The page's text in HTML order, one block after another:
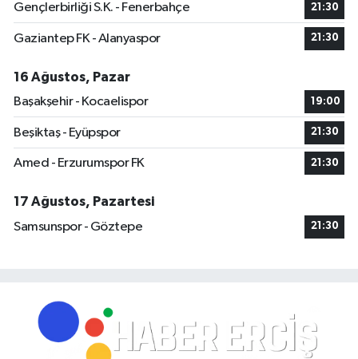
Gençlerbirliği S.K. - Fenerbahçe 21:30
Gaziantep FK - Alanyaspor 21:30
16 Ağustos, Pazar
Başakşehir - Kocaelispor
19:00
Beşiktaş - Eyüpspor 21:30
Amed - Erzurumspor FK 21:30
17 Ağustos, Pazartesi
Samsunspor - Göztepe
21:30